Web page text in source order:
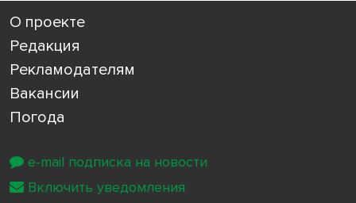
О проекте
Редакция
Рекламодателям
Вакансии
Погода
e-mail подписка на новости
Включить уведомления